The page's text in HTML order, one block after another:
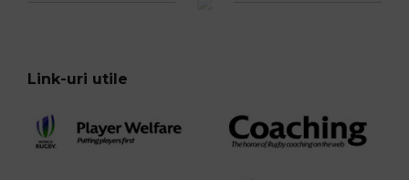
Link-uri utile